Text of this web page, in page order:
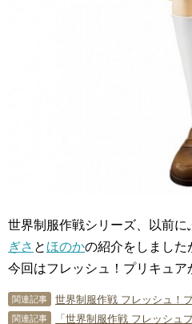
世界制服作戦シリーズ、以前に
ぎさ と ほのかの紹介をしました
今回はフレッシュ！プリキュア
関連記事
関連記事